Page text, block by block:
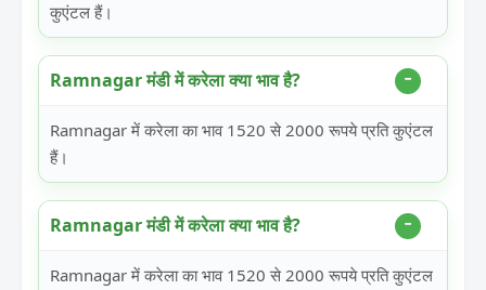
कुएंटल हैं।
Ramnagar मंडी में करेला क्या भाव है?
Ramnagar में करेला का भाव 1520 से 2000 रूपये प्रति कुएंटल
हैं।
Ramnagar मंडी में करेला क्या भाव है?
Ramnagar में करेला का भाव 1520 से 2000 रूपये प्रति कुएंटल